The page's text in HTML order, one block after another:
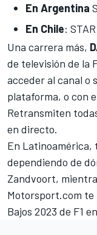
En Argentina
En Chile:
Una carrera más,
de televisión de la
acceder al canal o
plataforma, o con
Retransmiten
en directo.
En Latinoamérica,
dependiendo de
Zandvoort,
Motorsport.com te
Bajos 2023 de F1